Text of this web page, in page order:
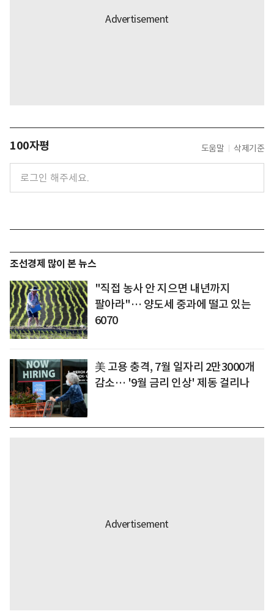
100자평 도움말 삭제기준
조선경제 많이 본 뉴스
"직접 농사 안 지으면 내년까지
팔아라"… 양도세 중과에 떨고 있는
6070
美 고용 충격, 7월 일자리 2만3000개
감소… '9월 금리 인상' 제동 걸리나